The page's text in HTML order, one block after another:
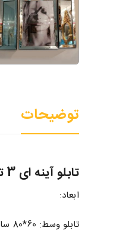
توضیحات
تابلو آینه ای 3 تکه مدرن(ارسال رایگان)
ابعاد:
تابلو وسط: 60*80 سانتی متر